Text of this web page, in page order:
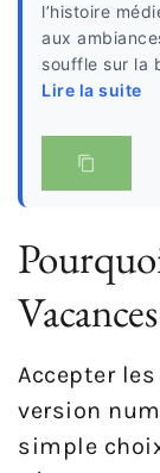
l’histoire
aux
souffle sur la
Lire la suite
Accepter
version
simple